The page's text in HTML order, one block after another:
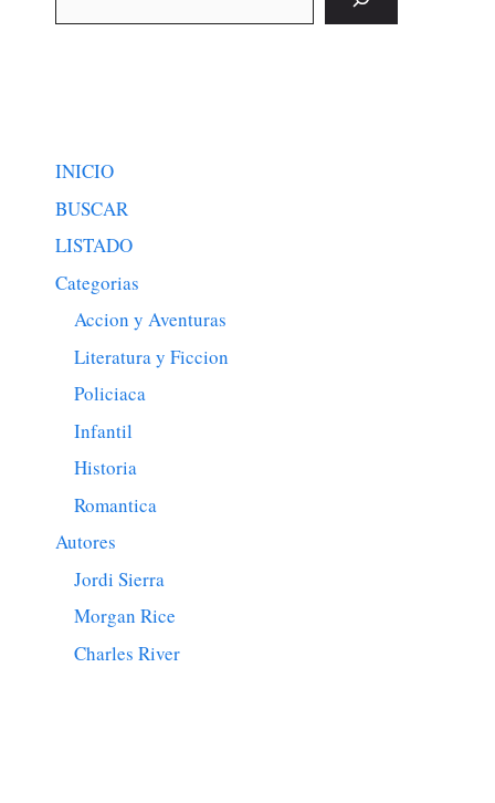
INICIO
BUSCAR
LISTADO
Categorias
Accion y Aventuras
Literatura y Ficcion
Policiaca
Infantil
Historia
Romantica
Autores
Jordi Sierra
Morgan Rice
Charles River